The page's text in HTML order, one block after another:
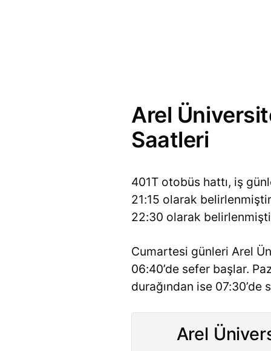
Arel
Saatleri
401T otobüs hattı, iş
21:15 olarak
22:30 olarak
Cumartesi günleri Arel
06:40’de sefer başlar.
durağından ise 07:30’de
Arel